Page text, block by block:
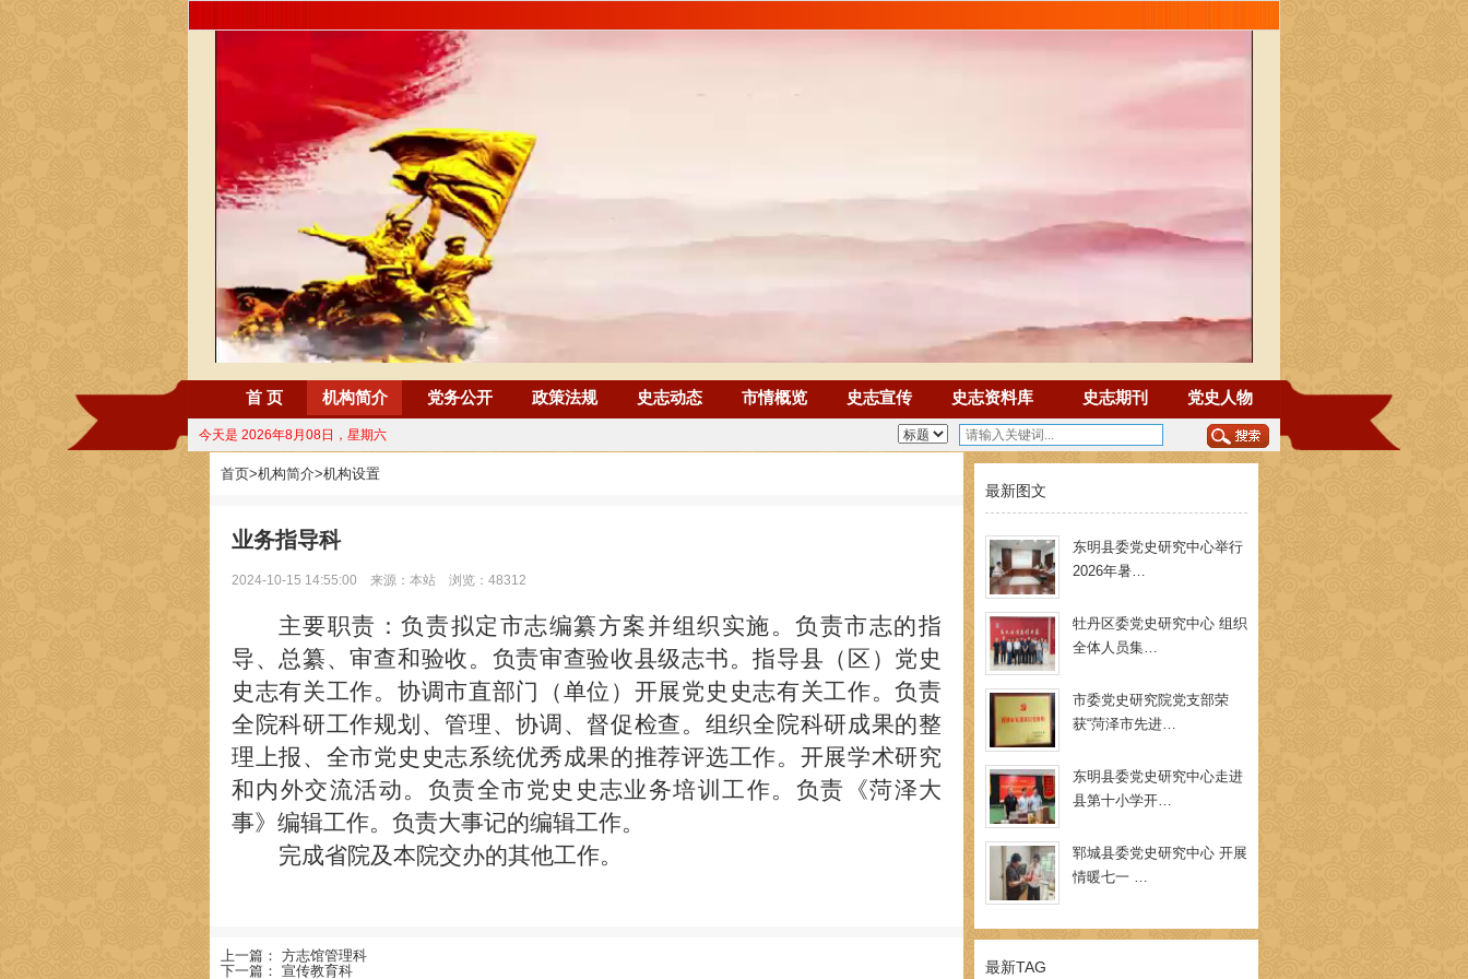
首 页 机构简介 党务公开 政策法规 史志动态 市情概览 史志宣传 史志资料库 史志期刊 党史人物
今天是 2026年8月08日，星期六
首页>机构简介>机构设置
业务指导科
2024-10-15 14:55:00 来源：本站 浏览：48312
主要职责：负责拟定市志编纂方案并组织实施。负责市志的指
导、总纂、审查和验收。负责审查验收县级志书。指导县 （区） 党史
史志有关工作。协调市直部门（单位）开展党史 史志有关工作。负责
全院科研工作规划、管理、协调、督促检查。组织全院科研成果的整
理上报、 全市党史史志系统优秀成果的推荐评选工作。 开展学术研究
和内外交流活动。 负责全市党史史志业务培训工作。 负责《菏泽大
事》编辑工作。负责大事记的编辑工作。
完成省院及本院交办的其他工作。
上一篇： 方志馆管理科
下一篇： 宣传教育科
最新图文
东明县委党史研究中心举行
2026年暑…
牡丹区委党史研究中心 组织
全体人员集…
市委党史研究院党支部荣
获“菏泽市先进…
东明县委党史研究中心走进
县第十小学开…
郓城县委党史研究中心 开展
情暖七一 …
最新TAG